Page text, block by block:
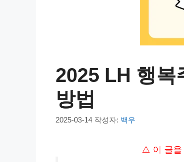
2025 LH 행복
방법
2025-03-14 작성자: 백우
⚠️ 이 글을